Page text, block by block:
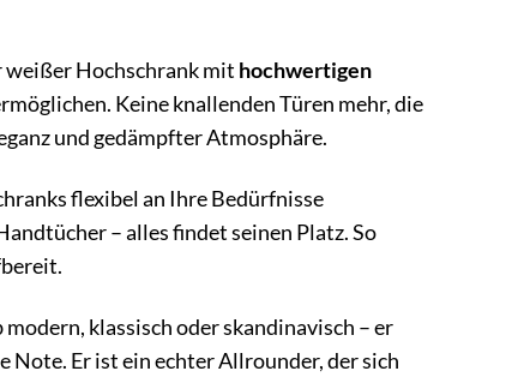
weißer Hochschrank mit hochwertigen
Keine knallenden Türen mehr, die
und gedämpfter Atmosphäre.
flexibel an Ihre Bedürfnisse
– alles findet seinen Platz. So
klassisch oder skandinavisch – er
Note. Er ist ein echter Allrounder, der sich